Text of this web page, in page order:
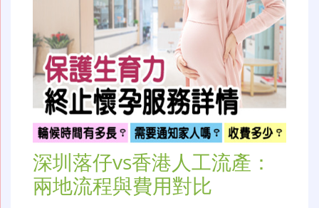
深圳落仔vs香港人工流產：
兩地流程與費用對比